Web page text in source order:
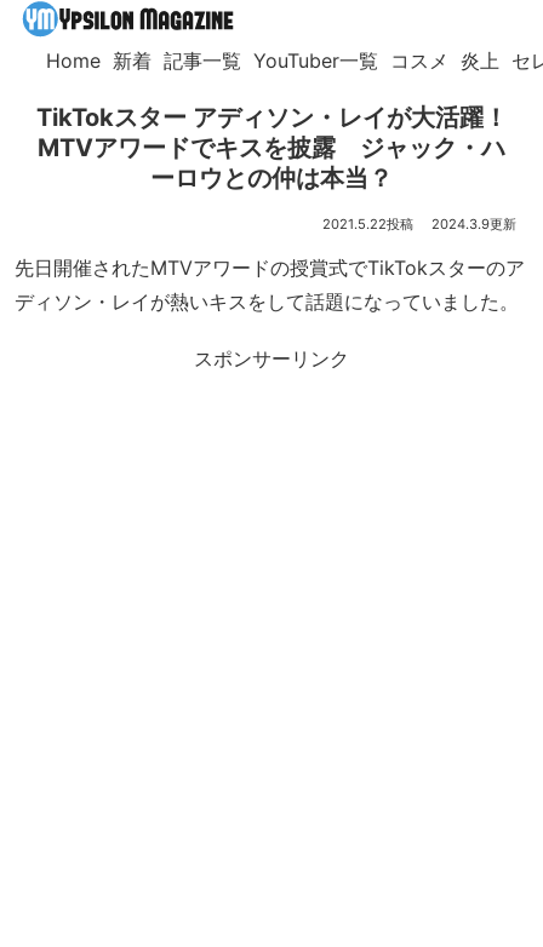
Home 新着 記事一覧 YouTuber一覧 コスメ 炎上 セ
TikTokスター アディソン・レイが大活躍！
MTVアワードでキスを披露 ジャック・ハ
ーロウとの仲は本当？
2021.5.22 2024.3.9
先日開催されたMTVアワードの授賞式でTikTokスターのア
ディソン・レイが熱いキスをして話題になっていました。
スポンサーリンク